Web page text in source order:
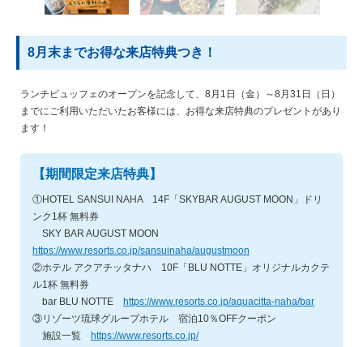
8月末までお得な来店特典つき！
ランチビュッフェのオープンを記念して、8月1日（金）～8月31日（日）
までにご利用いただいたお客様には、お得な来店特典のプレゼントがあり
ます！
【期間限定来店特典】
①HOTEL SANSUI NAHA 14F「SKYBAR AUGUST MOON」ドリ
ンク1杯 無料券
SKY BAR AUGUST MOON
https://www.resorts.co.jp/sansuinaha/augustmoon
②ホテル アクアチッタナハ 10F「BLU NOTTE」オリジナルカクテ
ル1杯 無料券
bar BLU NOTTE
https://www.resorts.co.jp/aquacitta-naha/bar
③リゾーツ琉球グループホテル 宿泊10％OFFクーポン
施設一覧
https://www.resorts.co.jp/